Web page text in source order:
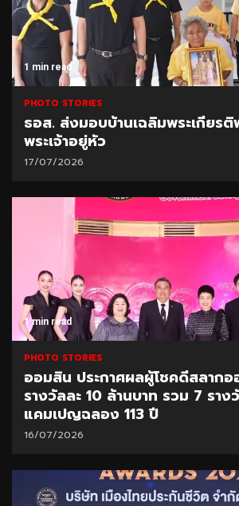
1 min read
PHOTO STORIES
ธอส. ส่งมอบบ้านเฉลิมพระเกียรติ
พระเจ้าอยู่หัว
17/07/2026
1 min read
PHOTO STORIES
ออมสิน ประกาศผลผู้โชคดีสลาก
รางวัลละ 10 ล้านบาท รวม 7 รา
แคมเปญฉลอง 113 ปี
16/07/2026